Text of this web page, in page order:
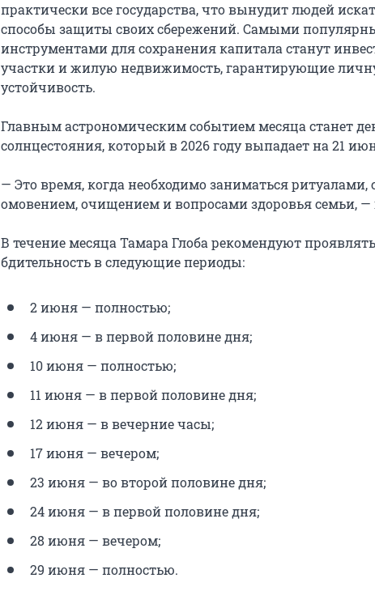
практически все государства, что вынудит людей
способы защиты своих сбережений. Самыми
инструментами для сохранения капитала станут
участки и жилую недвижимость, гарантирующие
устойчивость.
Главным астрономическим событием месяца станет
солнцестояния, который в 2026 году выпадает на 21
— Это время, когда необходимо заниматься
омовением, очищением и вопросами здоровья семьи, —
В течение месяца Тамара Глоба рекомендуют
бдительность в следующие периоды:
2 июня — полностью;
4 июня — в первой половине дня;
10 июня — полностью;
11 июня — в первой половине дня;
12 июня — в вечерние часы;
17 июня — вечером;
23 июня — во второй половине дня;
24 июня — в первой половине дня;
28 июня — вечером;
29 июня — полностью.